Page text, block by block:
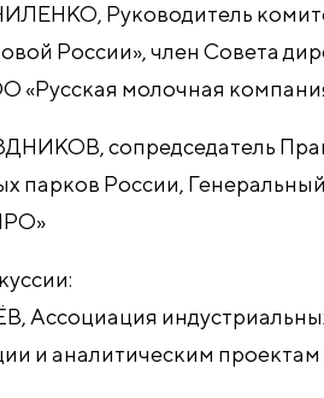
Руководитель
России», член Совета
«Русская молочная
сопредседатель
парков России,
Ассоциация
и аналитическим проектам